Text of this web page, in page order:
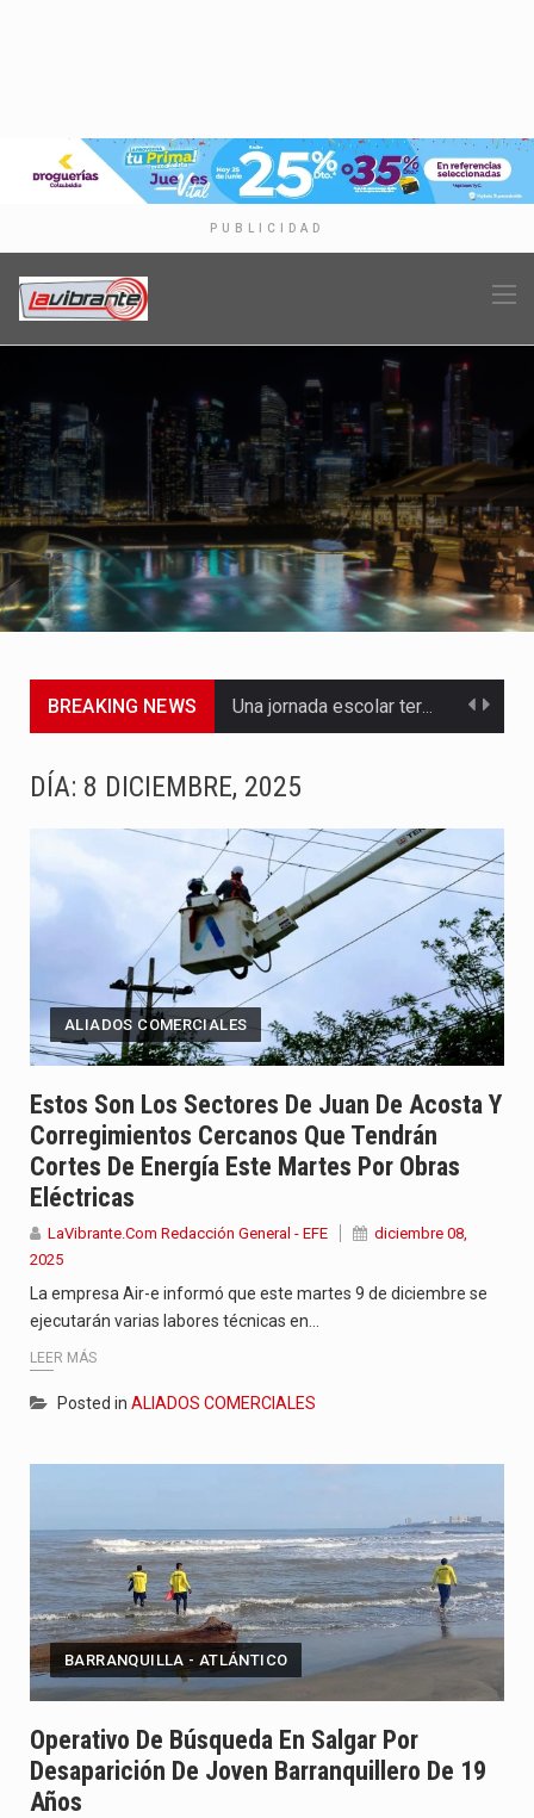
PUBLICIDAD
BREAKING NEWS Una jornada escolar terminó en tragedia este viernes 7 de…
Abelardo de la Espriella asumió este viernes 7 de agosto…
La llegada de Álvaro Uribe Vélez a la ceremonia de…
El presidente electo Abelardo de la Espriella aseguró que durante…
Abelardo de la Espriella comenzó su Gobierno con uno de…
DÍA: 8 DICIEMBRE, 2025
ALIADOS COMERCIALES
Estos Son Los Sectores De Juan De Acosta Y
Corregimientos Cercanos Que Tendrán
Cortes De Energía Este Martes Por Obras
Eléctricas
LaVibrante.Com Redacción General - EFE
diciembre 08,
2025
La empresa Air-e informó que este martes 9 de diciembre se
ejecutarán varias labores técnicas en…
LEER MÁS
Posted in ALIADOS COMERCIALES
BARRANQUILLA - ATLÁNTICO
Operativo De Búsqueda En Salgar Por
Desaparición De Joven Barranquillero De 19
Años